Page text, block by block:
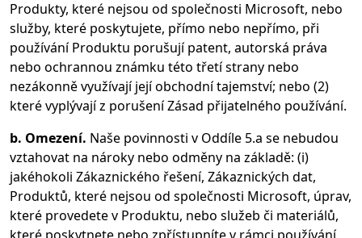
Produkty, které nejsou od společnosti Microsoft, nebo
služby, které poskytujete, přímo nebo nepřímo, při
používání Produktu porušují patent, autorská práva
nebo ochrannou známku této třetí strany nebo
nezákonně využívají její obchodní tajemství; nebo (2)
které vyplývají z porušení Zásad přijatelného používání.
b. Omezení. Naše povinnosti v Oddíle 5.a se nebudou
vztahovat na nároky nebo odměny na základě: (i)
jakéhokoli Zákaznického řešení, Zákaznických dat,
Produktů, které nejsou od společnosti Microsoft, úprav,
které provedete v Produktu, nebo služeb či materiálů,